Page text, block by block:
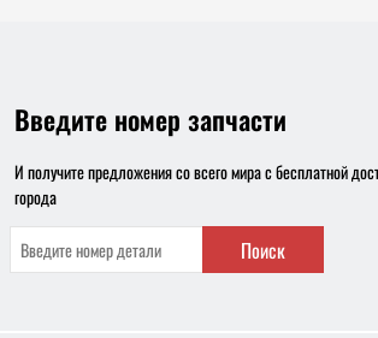
Введите номер запчасти
И получите предложения со всего мира с бесплатной
города
Поиск